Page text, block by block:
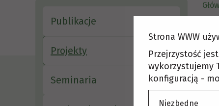
Publikacje
Projekty
Seminaria
Strona WWW
Przejrzystość
wykorzystujemy
konfiguracją -
Niezbędne